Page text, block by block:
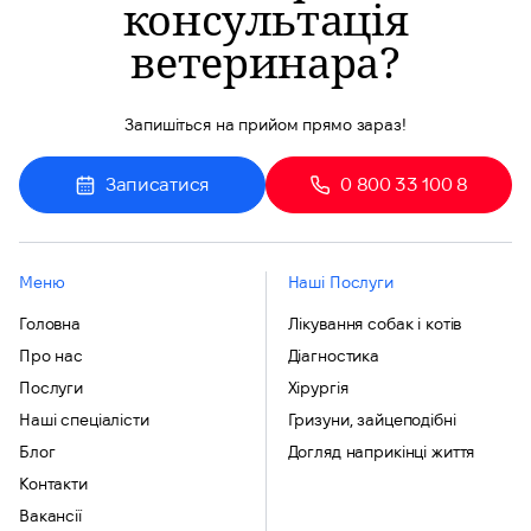
консультація
ветеринара?
Запишіться на прийом прямо зараз!
Записатися 0 800 33 100 8
Меню
Головна
Про нас
Послуги
Наші спеціалісти
Блог
Контакти
Вакансії
Наші Послуги
Лікування собак і котів
Діагностика
Хірургія
Гризуни, зайцеподібні
Догляд наприкінці життя